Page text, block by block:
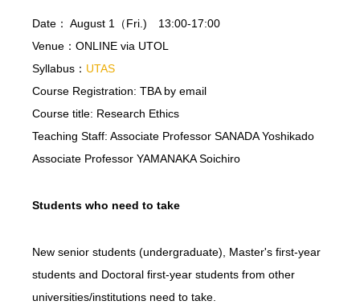
Date： August 1（Fri.) 13:00-17:00
Venue：ONLINE via UTOL
Syllabus： UTAS
Course Registration: TBA by email
Course title: Research Ethics
Teaching Staff: Associate Professor SANADA Yoshikado
Associate Professor YAMANAKA Soichiro
Students who need to take
New senior students (undergraduate), Master's first-year
students and Doctoral first-year students from other
universities/institutions need to take.